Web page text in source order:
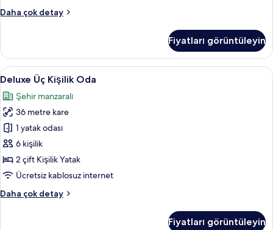
tüm
Daha çok detay
Deluxe
İki
Ayrı
Yataklı
hakkında
daha
fazla
detay
Fiyatları görüntüleyin
Deluxe
Üç
Kişilik
Oda
için
tüm
fotoğrafları
görün
Kaliteli yatak takımı, kuştüyü yorgan,
5
Deluxe Üç Kişilik Oda
Şehir manzaralı
36 metre kare
1 yatak odası
6 kişilik
2 çift Kişilik Yatak
Ücretsiz kablosuz internet
Daha çok detay
Deluxe
Fiyatları görüntüleyin